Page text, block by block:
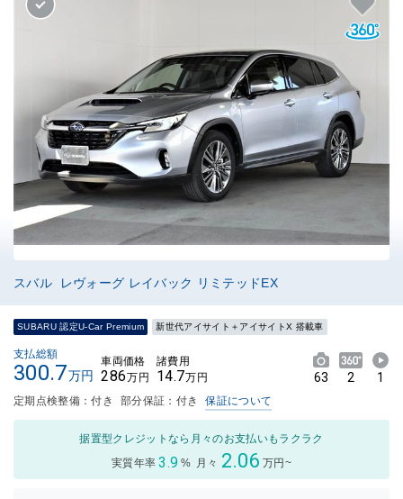
スバル レヴォーグ レイバック リミテッドEX
SUBARU 認定U-Car Premium 新世代アイサイト＋アイサイトX 搭載車
支払総額
300.7万円
車両価格
286万円
諸費用
14.7万円 63 2 1
定期点検整備：付き 部分保証：付き 保証について
据置型クレジットなら月々のお支払いもラクラク
実質年率 3.9 % 月々 2.06 万円~